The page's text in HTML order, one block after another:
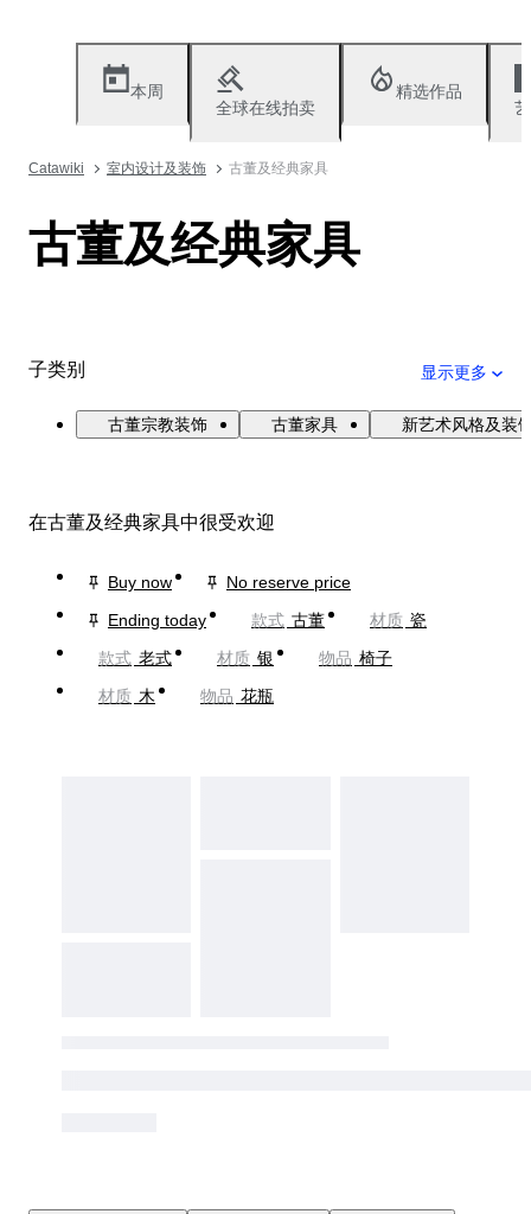
本周
全球在线拍卖
精选作品
Catawiki 室内设计及装饰 古董及经典家具
古董及经典家具
子类别 显示更多
古董宗教装饰 古董家具 新艺术风格及装
在古董及经典家具中很受欢迎
Buy now
No reserve price
Ending today
款式 古董 材质 瓷
款式 老式 材质 银 物品 椅子
材质 木 物品 花瓶